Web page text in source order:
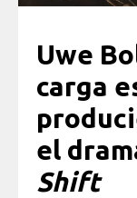
Uwe
carga
el
Shift